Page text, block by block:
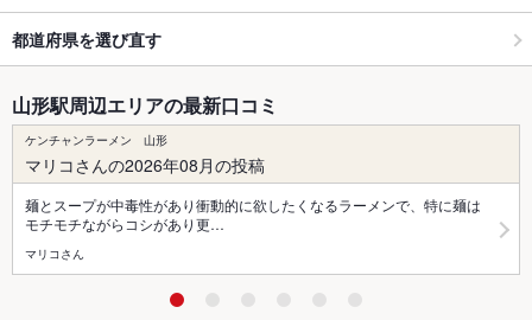
都道府県を選び直す
山形駅周辺エリアの最新口コミ
ケンチャンラーメン 山形
マリコさんの2026年08月の投稿
麺とスープが中毒性があり衝動的に欲したくなるラーメンで、特に麺は
モチモチながらコシがあり更…
マリコさん